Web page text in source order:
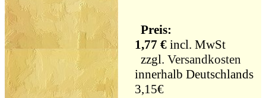
Preis:
1,77 € incl. MwSt
zzgl.Versandkosten
innerhalb Deutschlands
3,15€